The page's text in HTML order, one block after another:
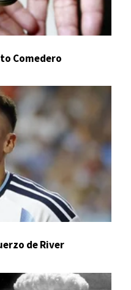
Comedero
de River